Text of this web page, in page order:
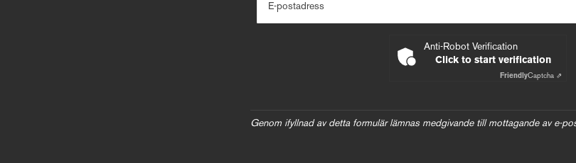
E-postadress
Anti-Robot Verification
Click to start verification
FriendlyCaptcha ⇗
Genom ifyllnad av detta formulär lämnas medgivande till mottagande av e-